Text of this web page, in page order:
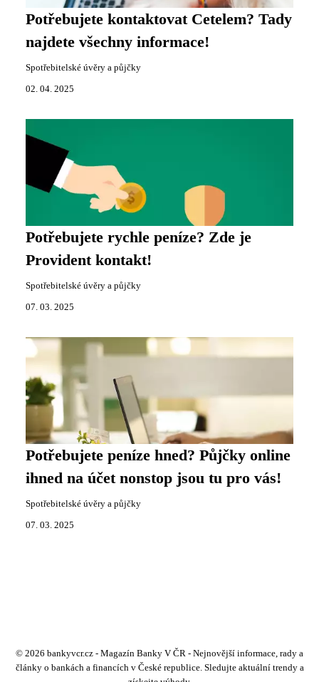
Potřebujete kontaktovat Cetelem? Tady
najdete všechny informace!
Spotřebitelské úvěry a půjčky
02. 04. 2025
Potřebujete rychle peníze? Zde je
Provident kontakt!
Spotřebitelské úvěry a půjčky
07. 03. 2025
Potřebujete peníze hned? Půjčky online
ihned na účet nonstop jsou tu pro vás!
Spotřebitelské úvěry a půjčky
07. 03. 2025
© 2026 bankyvcr.cz - Magazín Banky V ČR - Nejnovější informace, rady a
články o bankách a financích v České republice. Sledujte aktuální trendy a